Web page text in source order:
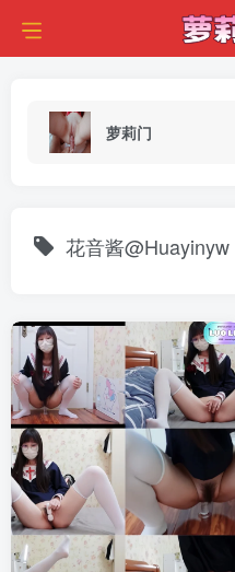
萝莉门
花音酱@Huayinyw